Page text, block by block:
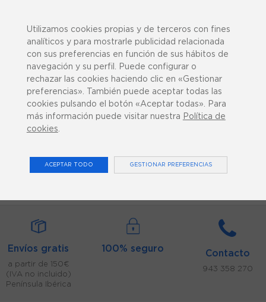
Envíos gratis
a partir de 150€
(IVA no incluido)
Península Ibérica
100% seguro
Contacto
943 358 270
Utilizamos cookies propias y de terceros con fines
analíticos y para mostrarle publicidad relacionada
con sus preferencias en función de sus hábitos de
navegación y su perfil. Puede configurar o
rechazar las cookies haciendo clic en «Gestionar
preferencias». También puede aceptar todas las
cookies pulsando el botón «Aceptar todas». Para
más información puede visitar nuestra Política de
cookies.
ACEPTAR TODO GESTIONAR PREFERENCIAS